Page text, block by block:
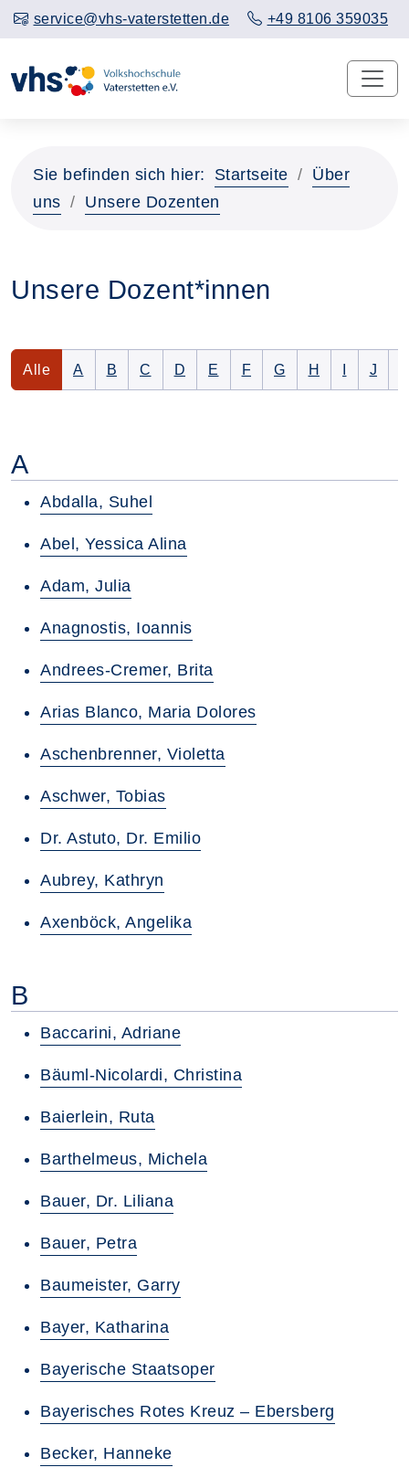
service@vhs-vaterstetten.de +49 8106 359035
Sie befinden sich hier: Startseite
Über
uns
Unsere Dozenten
Unsere Dozent*innen
AlleDozenten werden aufgelistet
Nur Dozenten mit folgendem
A Nur Dozenten mit folgendem
B Nur Dozenten mit folgendem
C Nur Dozenten mit folgendem
D Nur Dozenten mit
E Nur Dozenten mit
F Nur Dozenten mit
G Nur
H NurNur
J
A
Abdalla, Suhel
Abel, Yessica Alina
Adam, Julia
Anagnostis, Ioannis
Andrees-Cremer, Brita
Arias Blanco, Maria Dolores
Aschenbrenner, Violetta
Aschwer, Tobias
Dr. Astuto, Dr. Emilio
Aubrey, Kathryn
Axenböck, Angelika
B
Baccarini, Adriane
Bäuml-Nicolardi, Christina
Baierlein, Ruta
Barthelmeus, Michela
Bauer, Dr. Liliana
Bauer, Petra
Baumeister, Garry
Bayer, Katharina
Bayerische Staatsoper
Bayerisches Rotes Kreuz – Ebersberg
Becker, Hanneke